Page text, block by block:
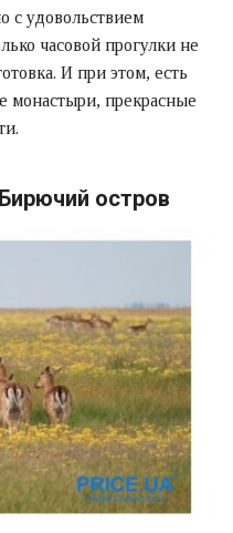
с удовольствием
часовой прогулки не
И при этом, есть
монастыри, прекрасные
остров